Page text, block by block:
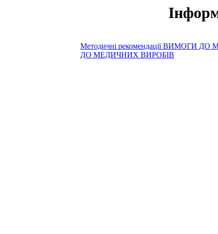
Методичні рекомендації
ДО МЕДИЧНИХ ВИРОБІВ